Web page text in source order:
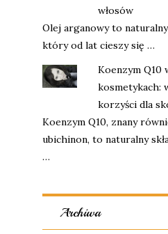
włosów
Olej arganowy to
który od lat cieszy się …
Koenzym Q10
kosmetykach:
korzyści dla
Koenzym Q10, znany
ubichinon, to naturalny
…
Archiwa